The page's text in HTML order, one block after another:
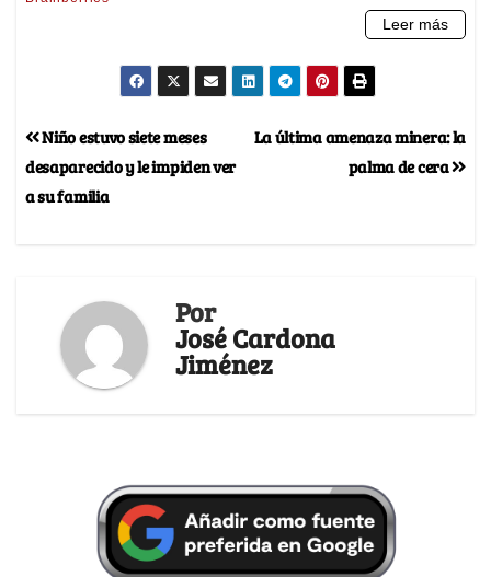
La última amenaza minera: la
palma de cera
Niño estuvo siete meses
desaparecido y le impiden ver
a su familia
Por
José Cardona
Jiménez